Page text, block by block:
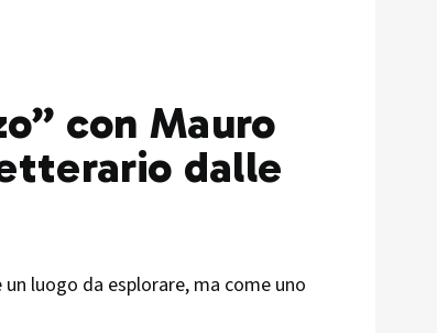
con Mauro
dalle
luogo da esplorare, ma come uno